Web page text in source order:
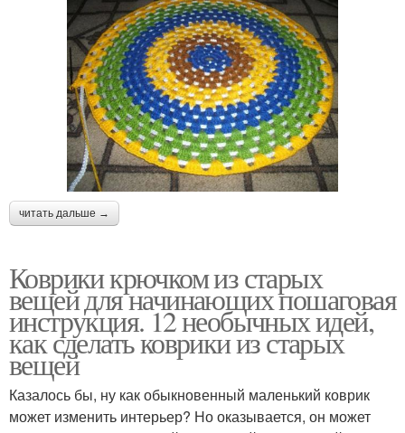
читать дальше →
Коврики крючком из старых
вещей для начинающих пошаговая
инструкция. 12 необычных идей,
как сделать коврики из старых
вещей
Казалось бы, ну как обыкновенный маленький коврик
может изменить интерьер? Но оказывается, он может